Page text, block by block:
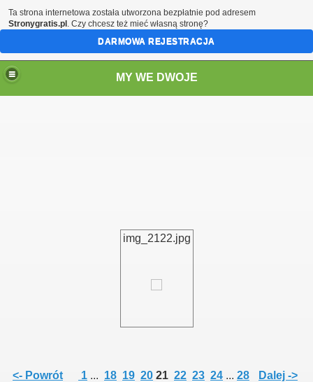
MY WE DWOJE
img_2122.jpg
<- Powrót 1 ... 18 19 20 21 22 23 24 ... 28 Dalej ->
Ta strona internetowa została utworzona bezpłatnie pod adresem
Stronygratis.pl . Czy chcesz też mieć własną stronę?
DARMOWA REJESTRACJA